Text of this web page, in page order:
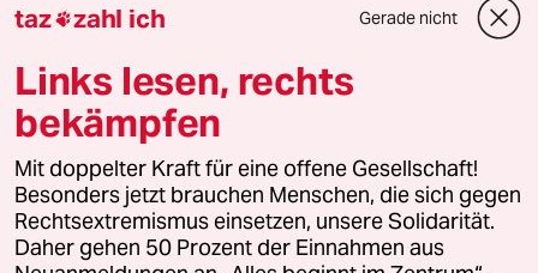
@rero:
Machiavelli schrieb:
Sklaverei existiert seit Jahrtausenden
und existierte in Afrika lange bevor
die Großbritannien als Staat
existierte.
Sie schreiben:
taz zahl ich Gerade nicht
Links lesen, rechts
bekämpfen
Mit doppelter Kraft für eine offene Gesellschaft!
Besonders jetzt brauchen Menschen, die sich gegen
Rechtsextremismus einsetzen, unsere Solidarität.
Daher gehen 50 Prozent der Einnahmen aus